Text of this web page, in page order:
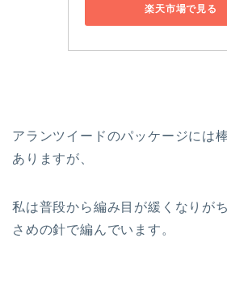
楽天市場で見る
アランツイードのパッケージには
ありますが、
私は普段から編み目が緩くなりが
さめの針で編んでいます。